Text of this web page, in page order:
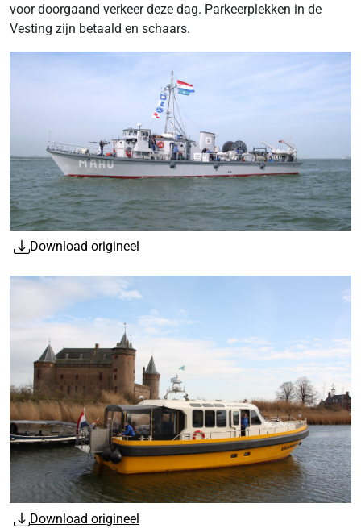
voor doorgaand verkeer deze dag. Parkeerplekken in de
Vesting zijn betaald en schaars.
Download origineel
Download origineel